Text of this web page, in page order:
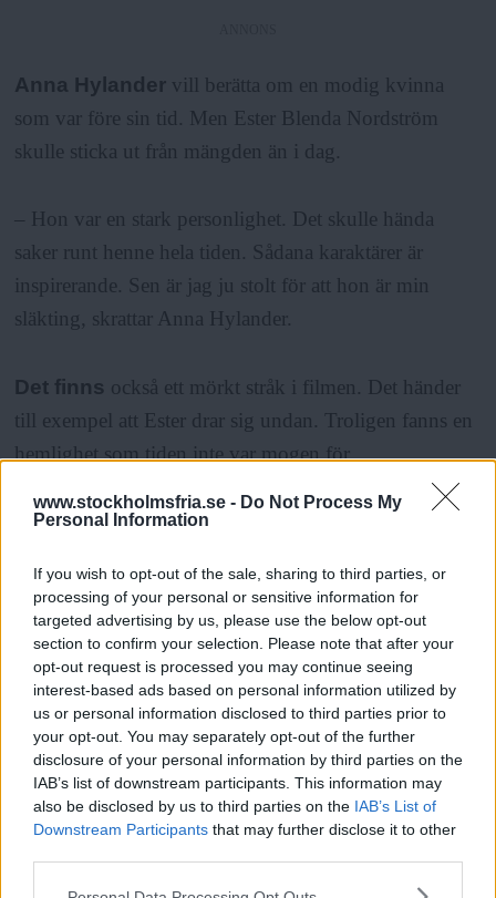
www.stockholmsfria.se - Do Not Process My
Personal Information
If you wish to opt-out of the sale, sharing to third parties, or
processing of your personal or sensitive information for
targeted advertising by us, please use the below opt-out
section to confirm your selection. Please note that after your
opt-out request is processed you may continue seeing
interest-based ads based on personal information utilized by
us or personal information disclosed to third parties prior to
your opt-out. You may separately opt-out of the further
disclosure of your personal information by third parties on the
IAB’s list of downstream participants. This information may
also be disclosed by us to third parties on the IAB’s List of
Downstream Participants that may further disclose it to other
Please note that this website/app uses one or more Google
Läs Frias efterträdare!
Anna Hylander vill berätta om en modig kvinna
som var före sin tid. Men Ester Blenda Nordström
skulle sticka ut från mängden än i dag.
– Hon var en stark personlighet. Det skulle hända
saker runt henne hela tiden. Sådana karaktärer är
inspirerande. Sen är jag ju stolt för att hon är min
släkting, skrattar Anna Hylander.
Det finns också ett mörkt stråk i filmen. Det händer
till exempel att Ester drar sig undan. Troligen fanns en
hemlighet som tiden inte var mogen för.
– Jag är övertygad om att hon var homosexuell, eller
utanförskap i att inte kunna leva ut sin identitet, att den
var olaglig, ja sjukdomsklassad. Jag vet inte hur öppen
hon var med det, ens för sig själv. Men det finns där.
Det vill jag berätta om, att kvinnor i alla tider har
praktiserat olika yrken och sexualiteter.
ANNONS
var Ester Blenda Nordström mycket